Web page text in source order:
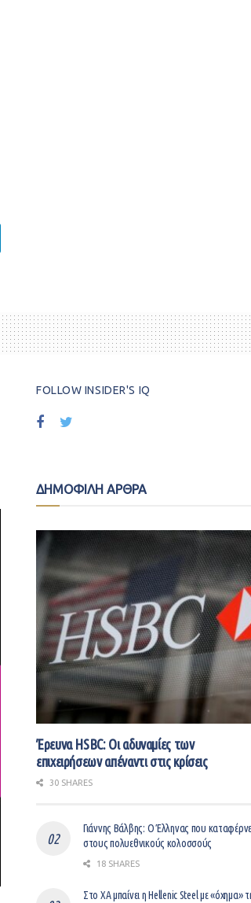
FOLLOW INSIDER'S IQ
ΔΗΜΟΦΙΛΗ ΑΡΘΡΑ
Έρευνα HSBC: Οι αδυναμίες των
επιχειρήσεων απέναντι στις κρίσεις
30 SHARES
Γιάννης Βάλβης: O Έλληνας που
στους πολυεθνικούς κολοσσούς
18 SHARES
Στο ΧΑ μπαίνει η Hellenic Steel με «όχημα»